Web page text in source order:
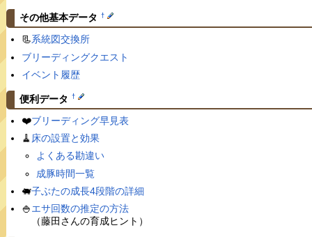
その他基本データ †
📃系統図交換所
ブリーディングクエスト
イベント履歴
便利データ †
❤️ブリーディング早見表
🧹 床の設置と効果
よくある勘違い
成豚時間一覧
🐖子ぶたの成長4段階の詳細
🍚エサ回数の推定の方法
（藤田さんの育成ヒント）